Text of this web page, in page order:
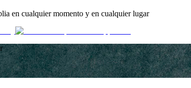
en cualquier momento y en cualquier lugar